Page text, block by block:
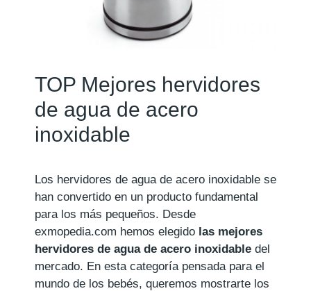
TOP Mejores hervidores
de agua de acero
inoxidable
Los hervidores de agua de acero inoxidable se
han convertido en un producto fundamental
para los más pequeños. Desde
exmopedia.com hemos elegido las mejores
hervidores de agua de acero inoxidable del
mercado. En esta categoría pensada para el
mundo de los bebés, queremos mostrarte los